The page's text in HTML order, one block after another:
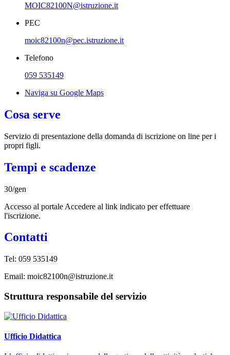
MOIC82100N@istruzione.it
PEC
moic82100n@pec.istruzione.it
Telefono
059 535149
Naviga su Google Maps
Cosa serve
Servizio di presentazione della domanda di iscrizione on line per i
propri figli.
Tempi e scadenze
30/gen
Accesso al portale Accedere al link indicato per effettuare
l'iscrizione.
Contatti
Tel: 059 535149
Email: moic82100n@istruzione.it
Struttura responsabile del servizio
Ufficio Didattica